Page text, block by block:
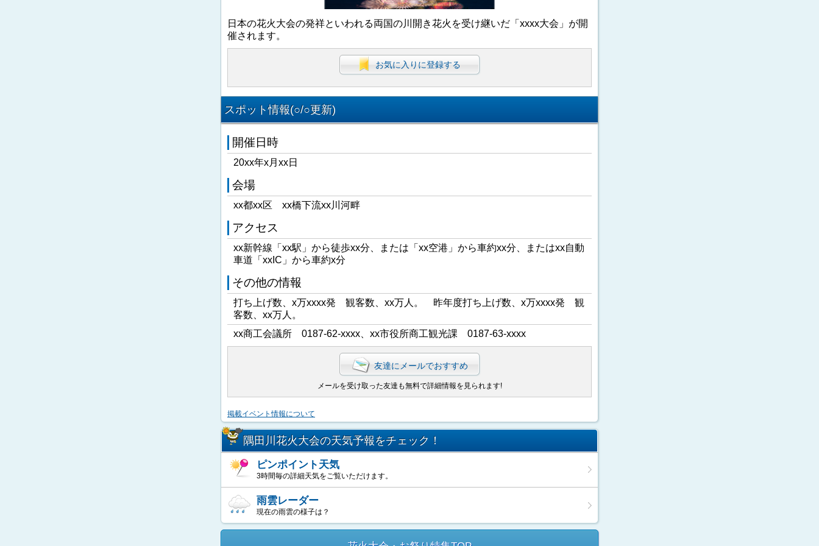
日本の花火大会の発祥といわれる両国の川開き花火を受け継いだ「xxxx大会」が開
催されます。
お気に入りに登録する
スポット情報(○/○更新)
開催日時
20xx年x月xx日
会場
xx都xx区 xx橋下流xx川河畔
アクセス
xx新幹線「xx駅」から徒歩xx分、または「xx空港」から車約xx分、またはxx自動
車道「xxIC」から車約x分
その他の情報
打ち上げ数、x万xxxx発 観客数、xx万人。 昨年度打ち上げ数、x万xxxx発 観
客数、xx万人。
xx商工会議所 0187-62-xxxx、xx市役所商工観光課 0187-63-xxxx
友達にメールでおすすめ
メールを受け取った友達も無料で詳細情報を見られます!
掲載イベント情報について
隅田川花火大会の天気予報をチェック！
ピンポイント天気
3時間毎の詳細天気をご覧いただけます。
雨雲レーダー
現在の雨雲の様子は？